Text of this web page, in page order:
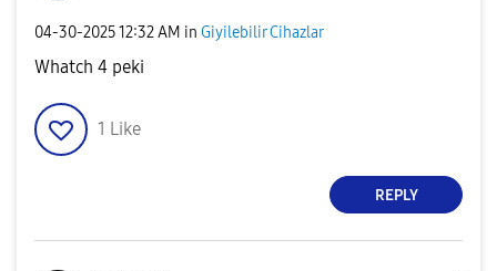
‎04-30-202512:32 AM in Giyilebilir Cihazlar
Whatch 4 peki
1 Like
REPLY